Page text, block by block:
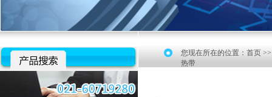
您现在所在的位置： 首页
热带